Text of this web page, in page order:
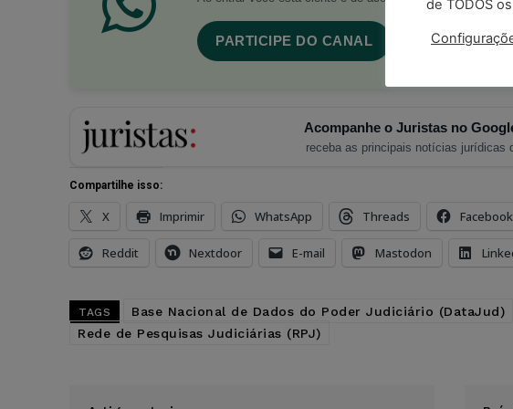
PARTICIPE DO CANAL
Acompanhe o Juristas no
receba as principais notícias jurídicas
Compartilhe isso:
X Imprimir WhatsApp Threads Facebook
Reddit Nextdoor E-mail Mastodon
TAGS Base Nacional de Dados do Poder Judiciário (DataJud)
Rede de Pesquisas Judiciárias (RPJ)
de TODOS